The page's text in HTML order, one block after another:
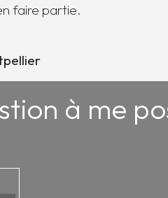
faire partie.
à me